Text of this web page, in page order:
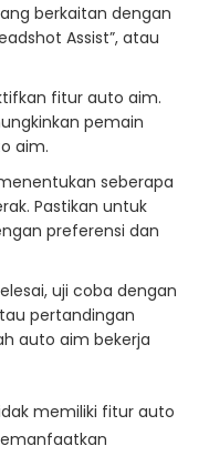
berkaitan dengan
Assist”, atau
fitur auto aim.
pemain
aim.
seberapa
Pastikan untuk
preferensi dan
uji coba dengan
pertandingan
auto aim bekerja
memiliki fitur auto